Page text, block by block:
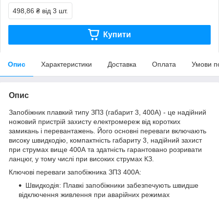
498,86 ₴ від 3 шт.
Купити
Опис Характеристики Доставка Оплата Умови
Опис
Запобіжник плавкий типу ЗП3 (габарит 3, 400А) - це надійний
ножовий пристрій захисту електромереж від коротких
замикань і перевантажень. Його основні переваги включають
високу швидкодію, компактність габариту 3, надійний захист
при струмах вище 400А та здатність гарантовано розривати
ланцюг, у тому числі при високих струмах КЗ.
Ключові переваги запобіжника ЗП3 400А:
Швидкодія: Плавкі запобіжники забезпечують швидше
відключення живлення при аварійних режимах